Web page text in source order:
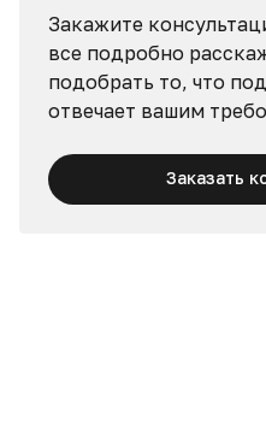
Закажите
все подробно
подобрать то, что
отвечает вашим
Заказать